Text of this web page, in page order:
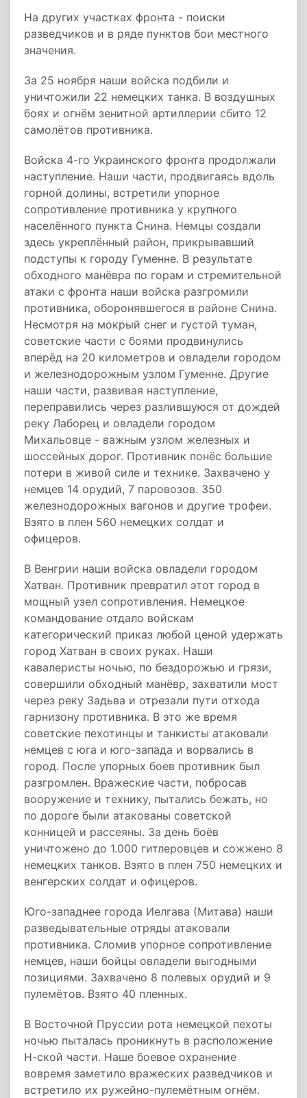
На других участках фронта - поиски
разведчиков и в ряде пунктов бои местного
значения.
За 25 ноября наши войска подбили и
уничтожили 22 немецких танка. В воздушных
боях и огнём зенитной артиллерии сбито 12
самолётов противника.
Войска 4-го Украинского фронта продолжали
наступление. Наши части, продвигаясь вдоль
горной долины, встретили упорное
сопротивление противника у крупного
населённого пункта Снина. Немцы создали
здесь укреплённый район, прикрывавший
подступы к городу Гуменне. В результате
обходного манёвра по горам и стремительной
атаки с фронта наши войска разгромили
противника, оборонявшегося в районе Снина.
Несмотря на мокрый снег и густой туман,
советские части с боями продвинулись
вперёд на 20 километров и овладели городом
и железнодорожным узлом Гуменне. Другие
наши части, развивая наступление,
переправились через разлившуюся от дождей
реку Лаборец и овладели городом
Михальовце - важным узлом железных и
шоссейных дорог. Противник понёс большие
потери в живой силе и технике. Захвачено у
немцев 14 орудий, 7 паровозов. 350
железнодорожных вагонов и другие трофеи.
Взято в плен 560 немецких солдат и
офицеров.
В Венгрии наши войска овладели городом
Хатван. Противник превратил этот город в
мощный узел сопротивления. Немецкое
командование отдало войскам
категорический приказ любой ценой удержать
город Хатван в своих руках. Наши
кавалеристы ночью, по бездорожью и грязи,
совершили обходный манёвр, захватили мост
через реку Задьва и отрезали пути отхода
гарнизону противника. В это же время
советские пехотинцы и танкисты атаковали
немцев с юга и юго-запада и ворвались в
город. После упорных боев противник был
разгромлен. Вражеские части, побросав
вооружение и технику, пытались бежать, но
по дороге были атакованы советской
конницей и рассеяны. За день боёв
уничтожено до 1.000 гитлеровцев и сожжено 8
немецких танков. Взято в плен 750 немецких и
венгерских солдат и офицеров.
Юго-западнее города Иелгава (Митава) наши
разведывательные отряды атаковали
противника. Сломив упорное сопротивление
немцев, наши бойцы овладели выгодными
позициями. Захвачено 8 полевых орудий и 9
пулемётов. Взято 40 пленных.
В Восточной Пруссии рота немецкой пехоты
ночью пыталась проникнуть в расположение
Н-ской части. Наше боевое охранение
вовремя заметило вражеских разведчиков и
встретило их ружейно-пулемётным огнём.